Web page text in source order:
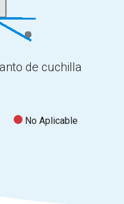
de cuchilla
No Aplicable